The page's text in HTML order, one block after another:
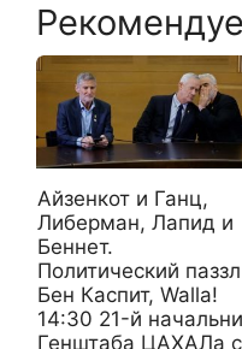
Айзенкот и Ганц,
Либерман, Лапид и
Беннет.
Политический паззл
Бен Каспит, Walla!
14:30 21-й
Генштаба ЦАХАЛа с